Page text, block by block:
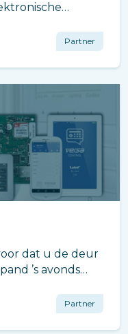
is voor
Partner
dat u de deur
’s avonds
Partner